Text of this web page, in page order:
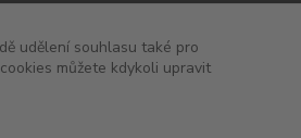
udělení souhlasu také pro
můžete kdykoli upravit